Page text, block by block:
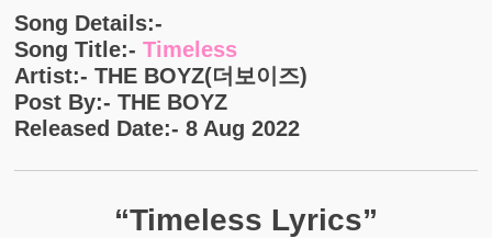
Song Details:-
Song Title:- Timeless
Artist:- THE BOYZ(더보이즈)
Post By:- THE BOYZ
Released Date:- 8 Aug 2022
“Timeless Lyrics”